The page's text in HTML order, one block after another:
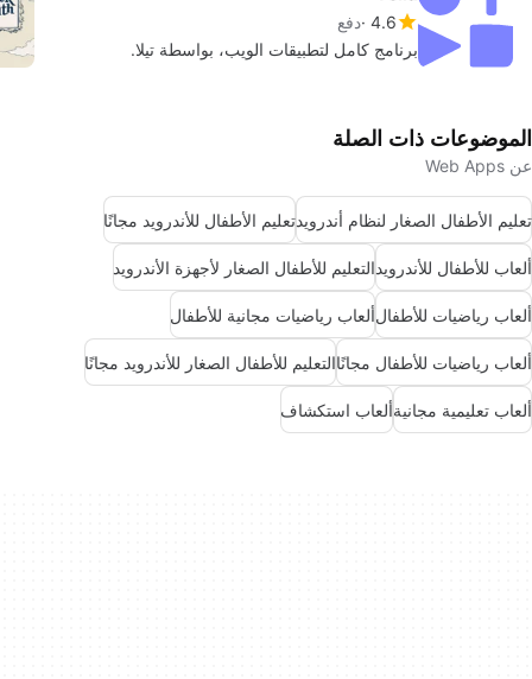
4.6 دفع
برنامج كامل لتطبيقات الويب، بواسطة تيلا.
الموضوعات ذات الصلة
عن Web Apps
تعليم الأطفال الصغار لنظام أندرويدتعليم الأطفال للأندرويد مجانًا
ألعاب للأطفال للأندرويدالتعليم للأطفال الصغار لأجهزة الأندرويد
ألعاب رياضيات للأطفالألعاب رياضيات مجانية للأطفال
ألعاب رياضيات للأطفال مجانًاالتعليم للأطفال الصغار للأندرويد مجانًا
ألعاب تعليمية مجانيةألعاب استكشاف